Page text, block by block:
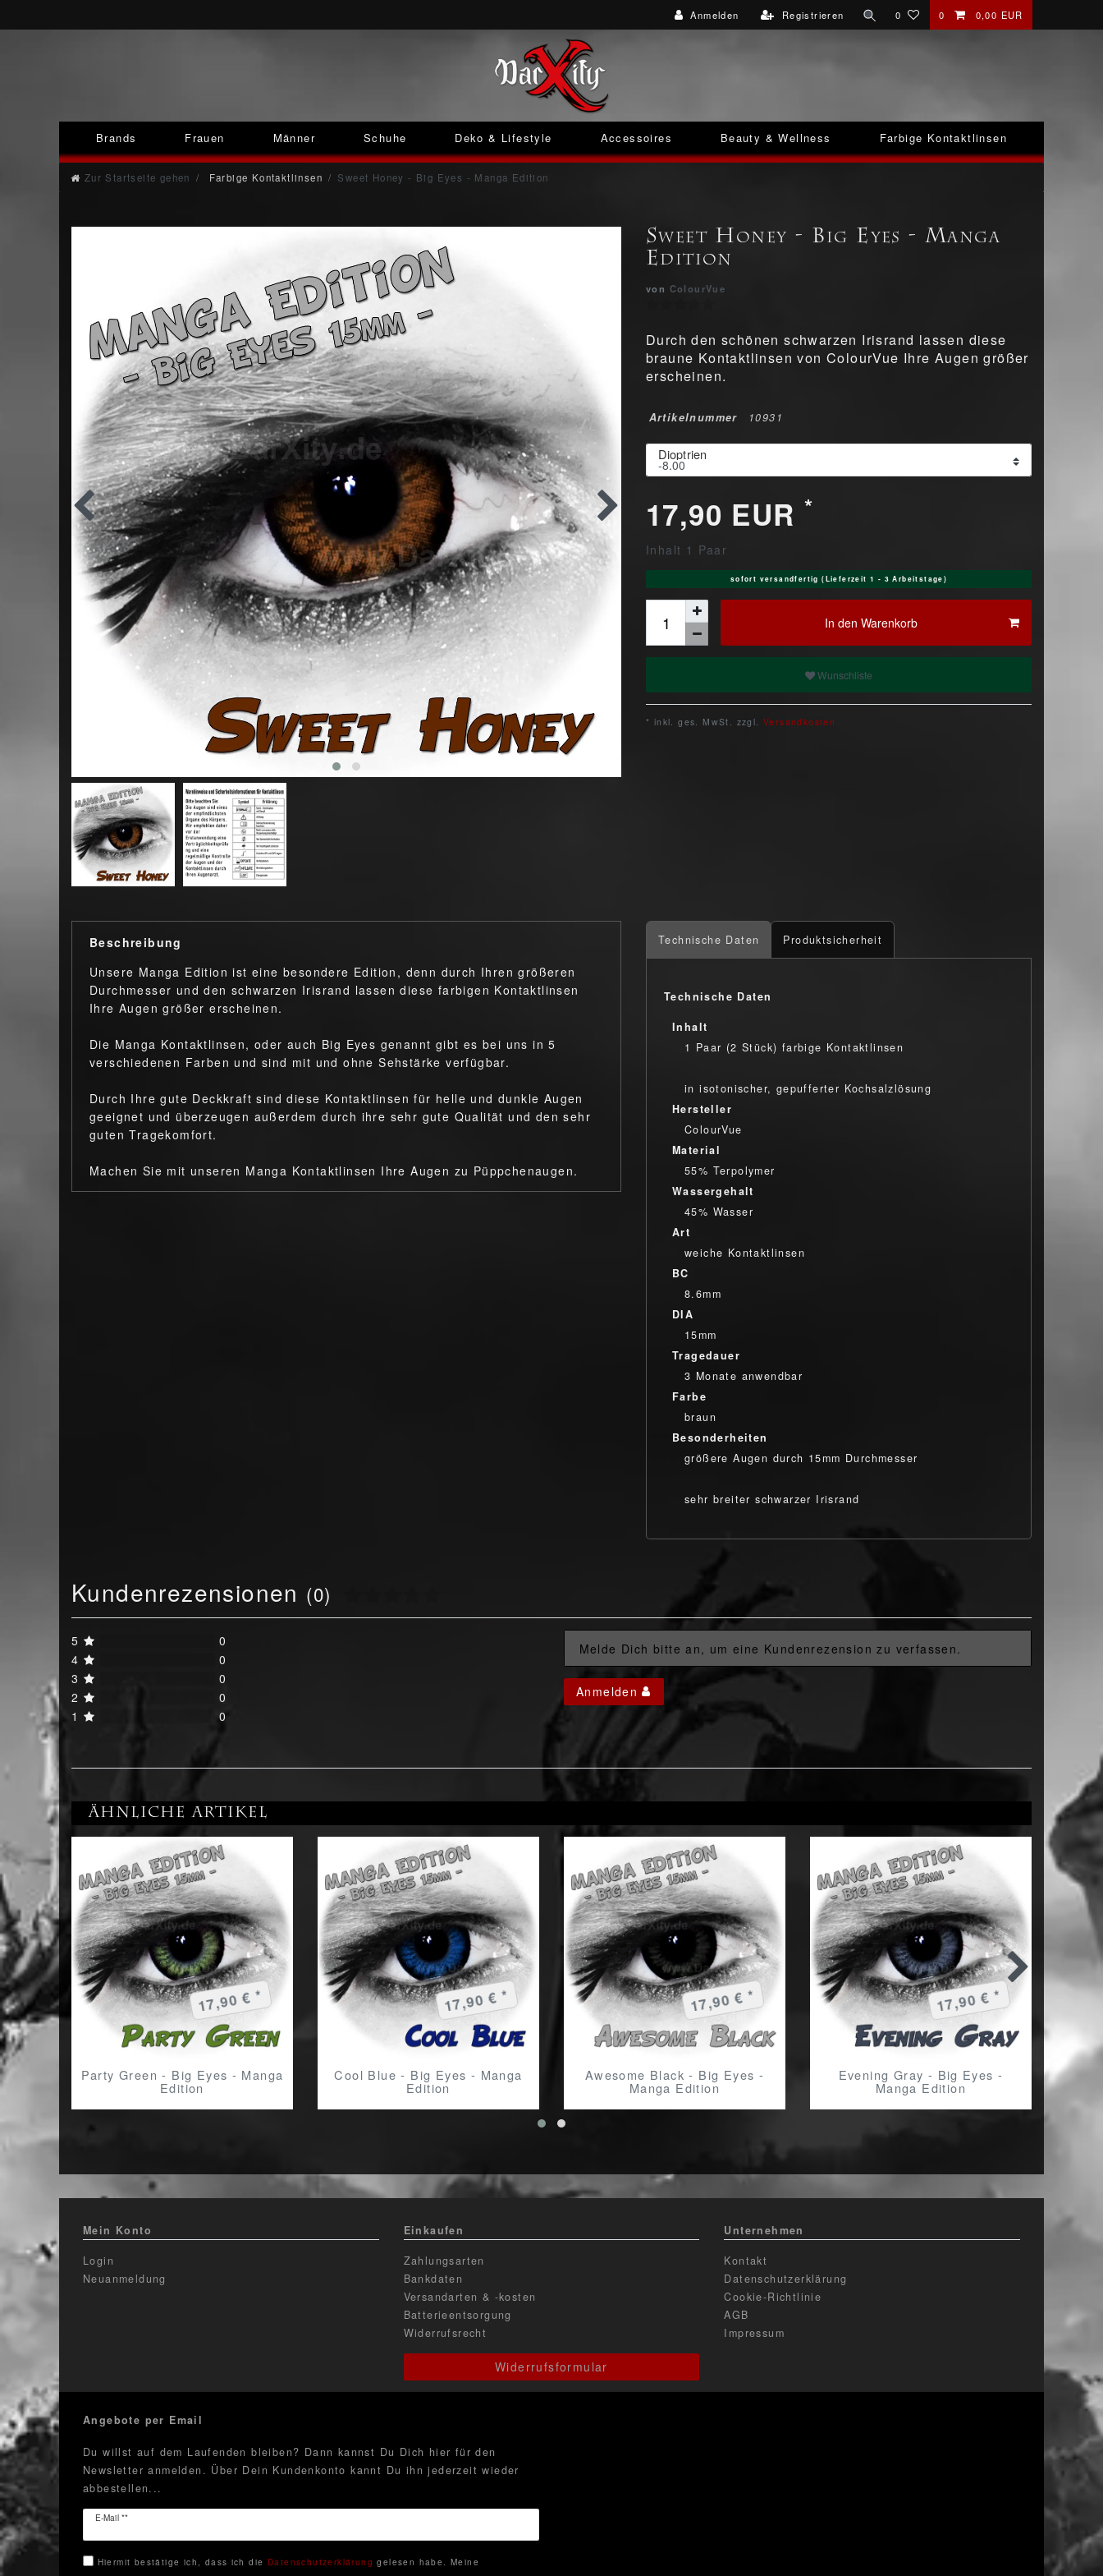
Anmelden Registrieren 0 0 0,00 EUR
Brands Frauen Männer Schuhe Deko & Lifestyle Accessoires Beauty & Wellness Farbige Kontaktlinsen
Zur Startseite gehen Farbige Kontaktlinsen Sweet Honey - Big Eyes - Manga Edition
Sweet Honey - Big Eyes - Manga
Edition
von ColourVue
Durch den schönen schwarzen Irisrand lassen diese
braune Kontaktlinsen von ColourVue Ihre Augen größer
erscheinen.
Artikelnummer 10931
Dioptrien
17,90 EUR *
Inhalt 1 Paar
sofort versandfertig (Lieferzeit 1 - 3 Arbeitstage)
In den Warenkorb
Wunschliste
* inkl. ges. MwSt. zzgl. Versandkosten
Beschreibung
Unsere Manga Edition ist eine besondere Edition, denn durch Ihren größeren
Durchmesser und den schwarzen Irisrand lassen diese farbigen Kontaktlinsen
Ihre Augen größer erscheinen.
Die Manga Kontaktlinsen, oder auch Big Eyes genannt gibt es bei uns in 5
verschiedenen Farben und sind mit und ohne Sehstärke verfügbar.
Durch Ihre gute Deckkraft sind diese Kontaktlinsen für helle und dunkle Augen
geeignet und überzeugen außerdem durch ihre sehr gute Qualität und den sehr
guten Tragekomfort.
Machen Sie mit unseren Manga Kontaktlinsen Ihre Augen zu Püppchenaugen.
Technische Daten Produktsicherheit
Technische Daten
Inhalt
1 Paar (2 Stück) farbige Kontaktlinsen
in isotonischer, gepufferter Kochsalzlösung
Hersteller
ColourVue
Material
55% Terpolymer
Wassergehalt
45% Wasser
Art
weiche Kontaktlinsen
BC
8.6mm
DIA
15mm
Tragedauer
3 Monate anwendbar
Farbe
braun
Besonderheiten
größere Augen durch 15mm Durchmesser
sehr breiter schwarzer Irisrand
Kundenrezensionen (0)
5
0
4
0
3
0
2
0
1
0
Melde Dich bitte an, um eine Kundenrezension zu verfassen.
Anmelden
Ähnliche Artikel
Party Green - Big Eyes - Manga
Edition
17,90 € *
Cool Blue - Big Eyes - Manga
Edition
17,90 € *
Awesome Black - Big Eyes -
Manga Edition
17,90 € *
Evening Gray - Big Eyes -
Manga Edition
17,90 € *
Mein Konto
Login
Neuanmeldung
Einkaufen
Zahlungsarten
Bankdaten
Versandarten & -kosten
Batterieentsorgung
Widerrufsrecht
Widerrufsformular
Unternehmen
Kontakt
Datenschutzerklärung
Cookie-Richtlinie
AGB
Impressum
Angebote per Email
Du willst auf dem Laufenden bleiben? Dann kannst Du Dich hier für den
Newsletter anmelden. Über Dein Kundenkonto kannt Du ihn jederzeit wieder
abbestellen...
E-Mail **
Newsletter
Hiermit bestätige ich, dass ich die Daten­schutz­erklärung gelesen habe. Meine